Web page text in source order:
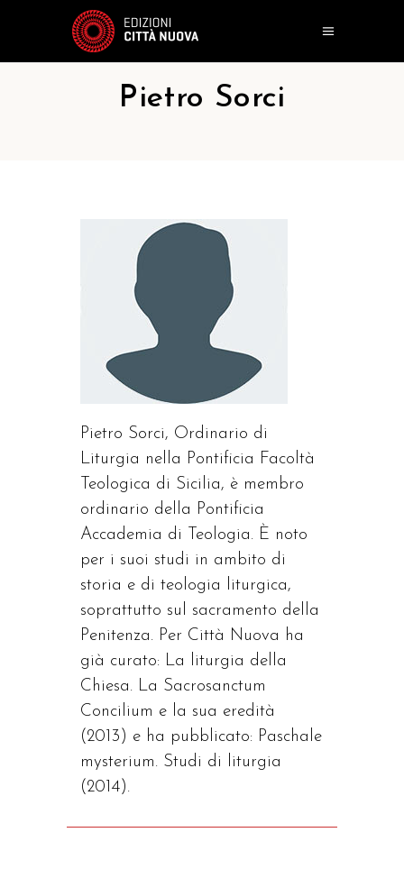
Pietro Sorci
Pietro Sorci, Ordinario di
Liturgia nella Pontificia Facoltà
Teologica di Sicilia, è membro
ordinario della Pontificia
Accademia di Teologia. È noto
per i suoi studi in ambito di
storia e di teologia liturgica,
soprattutto sul sacramento della
Penitenza. Per Città Nuova ha
già curato: La liturgia della
Chiesa. La Sacrosanctum
Concilium e la sua eredità
(2013) e ha pubblicato: Paschale
mysterium. Studi di liturgia
(2014).